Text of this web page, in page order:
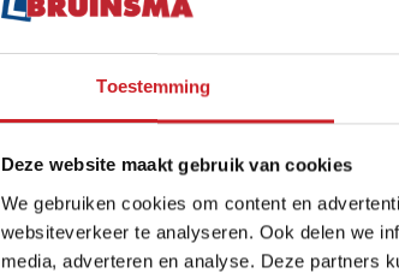
Toestemming
Deze website maakt gebruik van cookies
We gebruiken cookies om content en
websiteverkeer te analyseren. Ook delen we
media, adverteren en analyse. Deze partners